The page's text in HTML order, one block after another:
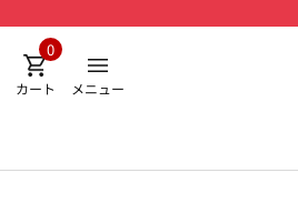
カート
0
メニュー